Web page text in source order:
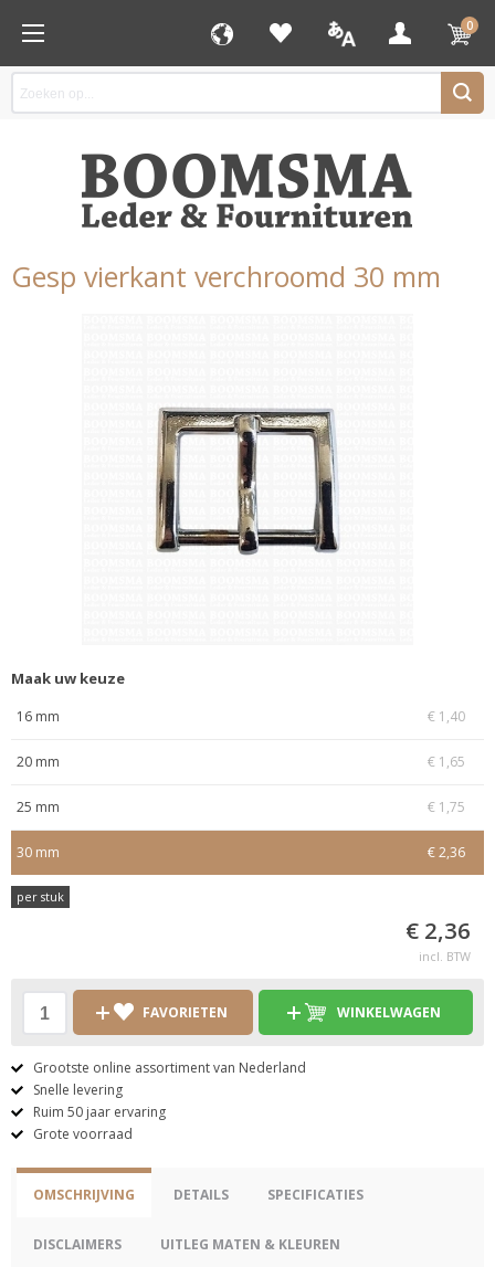
0
Gesp vierkant verchroomd 30 mm
Maak uw keuze
16 mm € 1,40
20 mm € 1,65
25 mm € 1,75
30 mm € 2,36
per stuk
€ 2,36
incl. BTW
FAVORIETEN WINKELWAGEN
Grootste online assortiment van Nederland
Snelle levering
Ruim 50 jaar ervaring
Grote voorraad
OMSCHRIJVING DETAILS SPECIFICATIES
DISCLAIMERS UITLEG MATEN & KLEUREN